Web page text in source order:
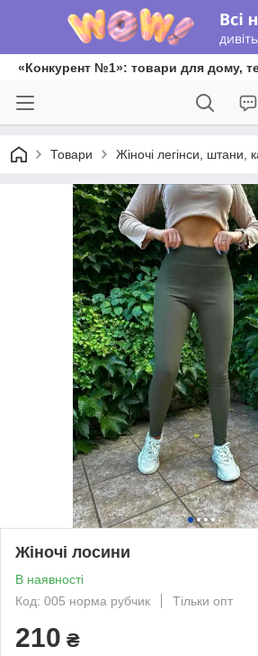
«Конкурент №1»: товари для дому,
Товари Жіночі легінси, штани,
Жіночі лосини
В наявності
Код: 005 норма рубчик
Тільки опт
210 ₴